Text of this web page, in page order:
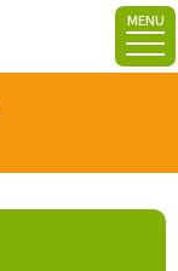
MENU